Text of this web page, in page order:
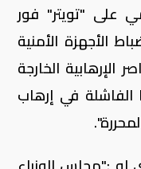
على "تويتر" فور
الأجهزة الأمنية
الخارجة
الفاشلة في إرهاب